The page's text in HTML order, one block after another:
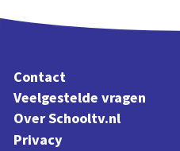
Contact
Veelgestelde vragen
Over Schooltv.nl
Privacy